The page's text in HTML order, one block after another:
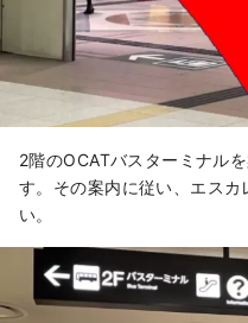
2階のOCATバスターミナル
す。その案内に従い、エスカ
い。